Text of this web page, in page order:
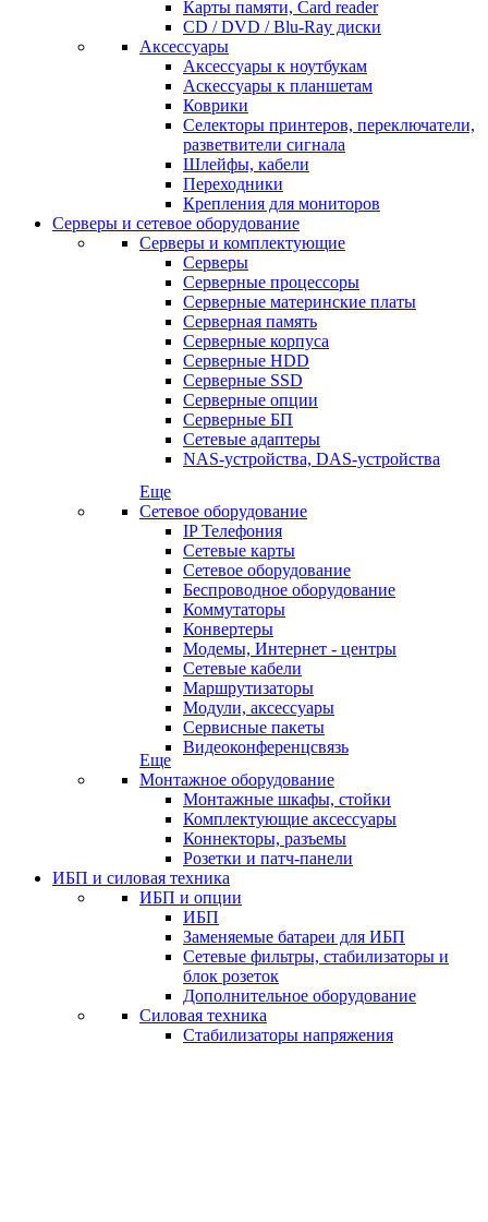
Карты памяти, Card reader
CD / DVD / Blu-Ray диски
Аксессуары
Аксессуары к ноутбукам
Аскессуары к планшетам
Коврики
Селекторы принтеров, переключатели,
разветвители сигнала
Шлейфы, кабели
Переходники
Крепления для мониторов
Серверы и сетевое оборудование
Серверы и комплектующие
Серверы
Серверные процессоры
Серверные материнские платы
Серверная память
Серверные корпуса
Серверные HDD
Серверные SSD
Серверные опции
Серверные БП
Сетевые адаптеры
NAS-устройства, DAS-устройства
Еще
Сетевое оборудование
IP Телефония
Сетевые карты
Сетевое оборудование
Беспроводное оборудование
Коммутаторы
Конвертеры
Модемы, Интернет - центры
Сетевые кабели
Маршрутизаторы
Модули, аксессуары
Сервисные пакеты
Видеоконференцсвязь
Еще
Монтажное оборудование
Монтажные шкафы, стойки
Комплектующие аксессуары
Коннекторы, разъемы
Розетки и патч-панели
ИБП и силовая техника
ИБП и опции
ИБП
Заменяемые батареи для ИБП
Сетевые фильтры, стабилизаторы и
блок розеток
Дополнительное оборудование
Силовая техника
Стабилизаторы напряжения